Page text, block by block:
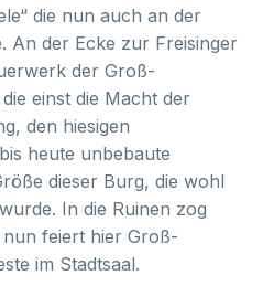
die nun auch an der
An der Ecke zur Freisinger
der Groß-
einst die Macht der
den hiesigen
heute unbebaute
dieser Burg, die wohl
In die Ruinen zog
feiert hier Groß-
im Stadtsaal.